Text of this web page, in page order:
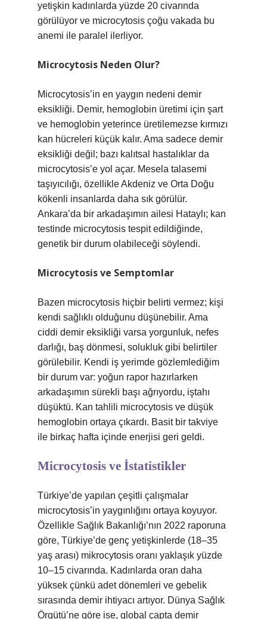
yetişkin kadınlarda yüzde 20 civarında
görülüyor ve microcytosis çoğu vakada bu
anemi ile paralel ilerliyor.
Microcytosis Neden Olur?
Microcytosis’in en yaygın nedeni demir
eksikliği. Demir, hemoglobin üretimi için şart
ve hemoglobin yeterince üretilemezse kırmızı
kan hücreleri küçük kalır. Ama sadece demir
eksikliği değil; bazı kalıtsal hastalıklar da
microcytosis’e yol açar. Mesela talasemi
taşıyıcılığı, özellikle Akdeniz ve Orta Doğu
kökenli insanlarda daha sık görülür.
Ankara’da bir arkadaşımın ailesi Hataylı; kan
testinde microcytosis tespit edildiğinde,
genetik bir durum olabileceği söylendi.
Microcytosis ve Semptomlar
Bazen microcytosis hiçbir belirti vermez; kişi
kendi sağlıklı olduğunu düşünebilir. Ama
ciddi demir eksikliği varsa yorgunluk, nefes
darlığı, baş dönmesi, solukluk gibi belirtiler
görülebilir. Kendi iş yerimde gözlemlediğim
bir durum var: yoğun rapor hazırlarken
arkadaşımın sürekli başı ağrıyordu, iştahı
düşüktü. Kan tahlili microcytosis ve düşük
hemoglobin ortaya çıkardı. Basit bir takviye
ile birkaç hafta içinde enerjisi geri geldi.
Microcytosis ve İstatistikler
Türkiye’de yapılan çeşitli çalışmalar
microcytosis’in yaygınlığını ortaya koyuyor.
Özellikle Sağlık Bakanlığı’nın 2022 raporuna
göre, Türkiye’de genç yetişkinlerde (18–35
yaş arası) mikrocytosis oranı yaklaşık yüzde
10–15 civarında. Kadınlarda oran daha
yüksek çünkü adet dönemleri ve gebelik
sırasında demir ihtiyacı artıyor. Dünya Sağlık
Örgütü’ne göre ise, global çapta demir